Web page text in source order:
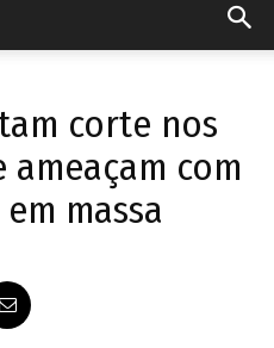
corte nos
com
massa